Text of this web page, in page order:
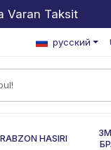
Kargo Bedava!
русский
HASIRI